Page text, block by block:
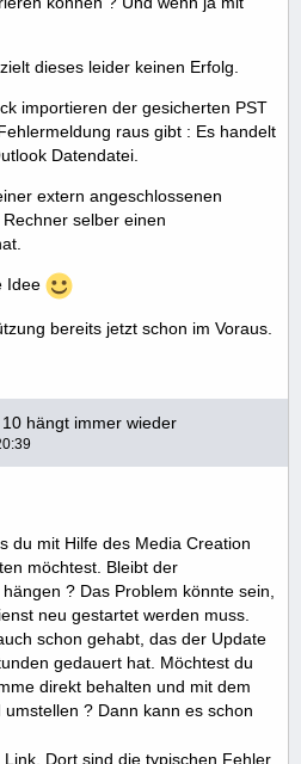
dieses leider keinen Erfolg.
importieren der gesicherten PST
raus gibt : Es handelt
Datendatei.
extern angeschlossenen
selber einen
Idee
bereits jetzt schon im Voraus.
hängt immer wieder
du mit Hilfe des Media Creation
möchtest. Bleibt der
? Das Problem könnte sein,
neu gestartet werden muss.
schon gehabt, das der Update
gedauert hat. Möchtest du
direkt behalten und mit dem
? Dann kann es schon
Dort sind die typischen Fehler